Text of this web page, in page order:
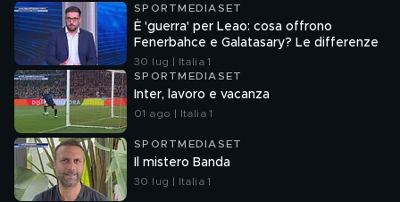
SPORTMEDIASET
È 'guerra' per Leao: cosa offrono
Fenerbahce e Galatasary? Le differenze
30 lug | Italia 1
SPORTMEDIASET
Inter, lavoro e vacanza
01 ago | Italia 1
SPORTMEDIASET
Il mistero Banda
30 lug | Italia 1